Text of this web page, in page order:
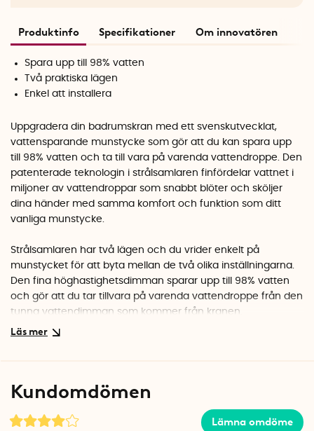
Produktinfo Specifikationer Om innovatören
Spara upp till 98% vatten
Två praktiska lägen
Enkel att installera
Uppgradera din badrumskran med ett svenskutvecklat,
vattensparande munstycke som gör att du kan spara upp
till 98% vatten och ta till vara på varenda vattendroppe. Den
patenterade teknologin i strålsamlaren finfördelar vattnet i
miljoner av vattendroppar som snabbt blöter och sköljer
dina händer med samma komfort och funktion som ditt
vanliga munstycke.
Strålsamlaren har två lägen och du vrider enkelt på
munstycket för att byta mellan de två olika inställningarna.
Den fina höghastighetsdimman sparar upp till 98% vatten
och gör att du tar tillvara på varenda vattendroppe från den
tunna vattendimman som kommer från kranen.
Höghastighetsdimman är perfekt när du gör vardagliga
Om du vill att vattnet ska rinna lite snabbare vrider du istället
men de små tunna strålarna gör att du exempelvis kan fylla
Kundomdömen
Lämna omdöme